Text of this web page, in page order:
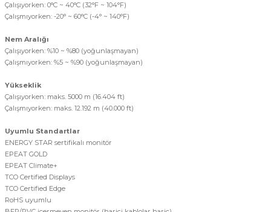
Çalışıyorken: 0°C ~ 40°C (32°F ~ 104°F)
Çalışmıyorken: -20° ~ 60°C (-4° ~ 140°F)
Nem Aralığı
Çalışıyorken: %10 ~ %80 (yoğunlaşmayan)
Çalışmıyorken: %5 ~ %90 (yoğunlaşmayan)
Yükseklik
Çalışıyorken: maks. 5000 m (16.404 ft)
Çalışmıyorken: maks. 12.192 m (40.000 ft)
Uyumlu Standartlar
ENERGY STAR sertifikalı monitör
EPEAT GOLD
EPEAT Climate+
TCO Certified Displays
TCO Certified Edge
RoHS uyumlu